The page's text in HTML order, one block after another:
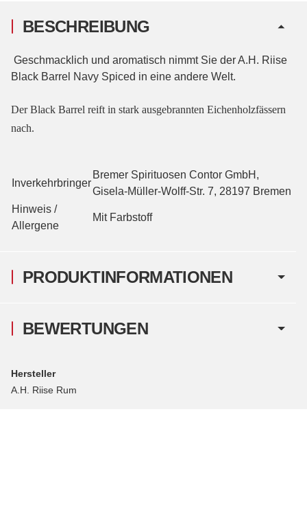
PRODUKTINFORMATIONEN
BESCHREIBUNG
Geschmacklich und aromatisch nimmt Sie der A.H. Riise
Black Barrel Navy Spiced in eine andere Welt.
Der Black Barrel reift in stark ausgebrannten Eichenholzfässern
nach.
Inverkehrbringer
Bremer Spirituosen Contor GmbH,
Gisela-Müller-Wolff-Str. 7, 28197 Bremen
Hinweis /
Allergene
Mit Farbstoff
BEWERTUNGEN
Hersteller
A.H. Riise Rum